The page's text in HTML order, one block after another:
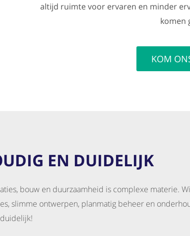
altijd ruimte voor ervaren en minder
komen
KOM
EN DUIDELIJK
bouw en duurzaamheid is complexe materie.
slimme ontwerpen, planmatig beheer en